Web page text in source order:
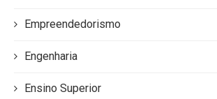
Empreendedorismo
Engenharia
Ensino Superior